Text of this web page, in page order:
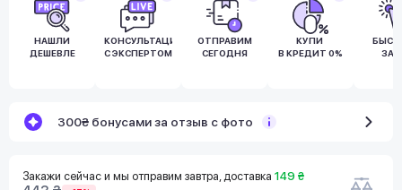
НАШЛИ
ДЕШЕВЛЕ
КОНСУЛЬТАЦИЯ
С ЭКСПЕРТОМ
ОТПРАВИМ
СЕГОДНЯ
КУПИ
В КРЕДИТ 0%
300₴ бонусами за отзыв с фото
Закажи сейчас и мы отправим завтра, доставка 149 ₴